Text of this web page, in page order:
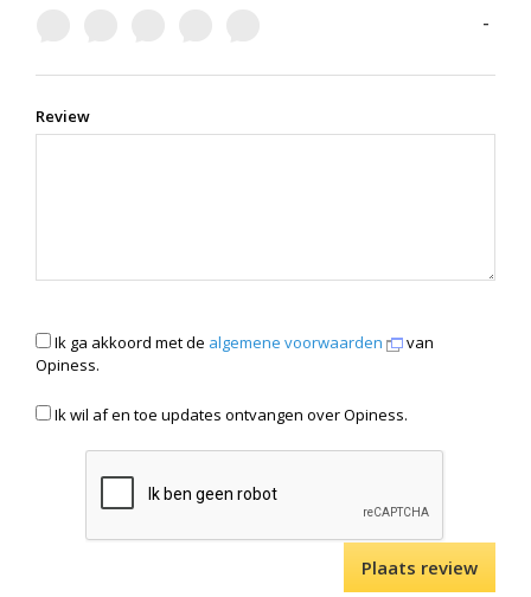
-
Review
Ik ga akkoord met de algemene voorwaarden
van
Opiness.
Ik wil af en toe updates ontvangen over Opiness.